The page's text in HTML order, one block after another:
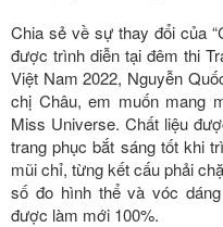
Chia sẻ về sự thay đổi của
được trình diễn tại đêm thi
Việt Nam 2022, Nguyễn
chị Châu, em muốn mang
Miss Universe. Chất liệu
trang phục bắt sáng tốt khi
mũi chỉ, từng kết cấu phải
số đo hình thể và vóc
được làm mới 100%.